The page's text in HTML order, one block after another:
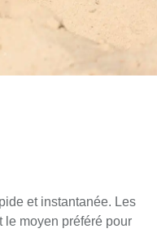
et instantanée. Les
le moyen préféré pour